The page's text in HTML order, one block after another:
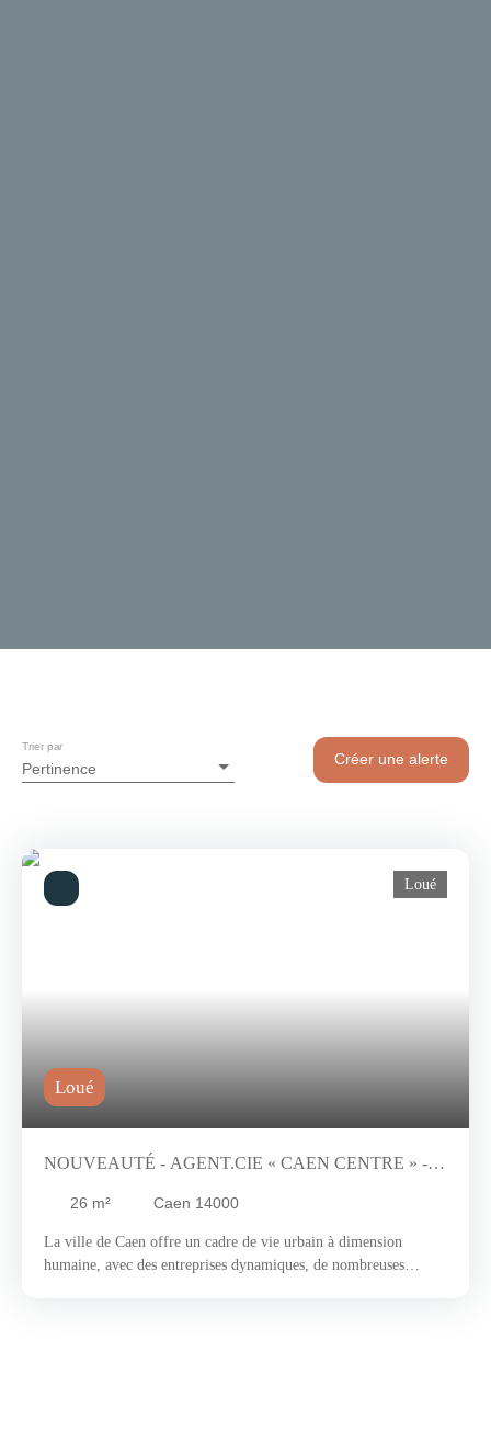
Pertinence
Trier par
Créer une alerte
Loué
Loué
NOUVEAUTÉ - AGENT.CIE « CAEN CENTRE » - À
26 m² Caen 14000
La ville de Caen offre un cadre de vie urbain à dimension
humaine, avec des entreprises dynamiques, de nombreuses